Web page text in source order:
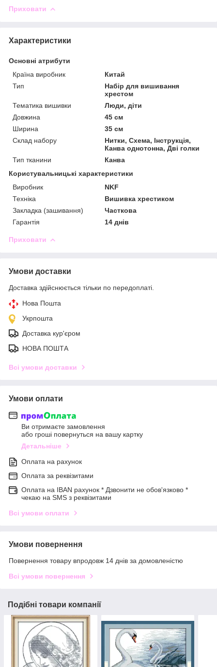
Приховати
Характеристики
Основні атрибути
Країна виробник
Китай
Тип
Набір для вишивання
хрестом
Тематика вишивки
Люди, діти
Довжина
45 см
Ширина
35 см
Склад набору
Нитки, Схема, Інструкція,
Канва однотонна, Дві голки
Тип тканини
Канва
Користувальницькі характеристики
Виробник
NKF
Техніка
Вишивка хрестиком
Закладка (зашивання)
Часткова
Гарантія
14 днів
Приховати
Умови доставки
Доставка здійснюється тільки по передоплаті.
Нова Пошта
Укрпошта
Доставка кур'єром
НОВА ПОШТА
Всі умови доставки
Умови оплати
Ви отримаєте замовлення
або гроші повернуться на вашу картку
Детальніше
Оплата на рахунок
Оплата за реквізитами
Оплата на IBAN рахунок * Дзвонити не обов'язково *
чекаю на SMS з реквізитами
Всі умови оплати
Умови повернення
Повернення товару впродовж 14 днів за домовленістю
Всі умови повернення
Подібні товари компанії